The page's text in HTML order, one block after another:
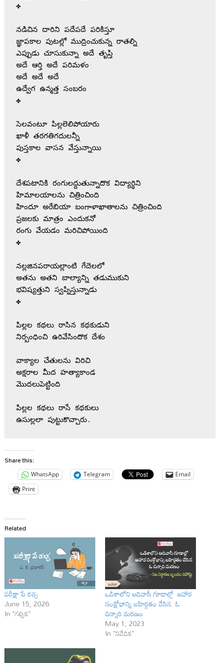
✤
నడిచిన దారిని పదేపదే పరికిస్తూ
జ్ఞాపకాల పుటల్లో ముద్రించుకున్న రాతల్ని
ఎప్పుడు చూసుకున్నా అదే తృప్తి
అదే ఆర్తి అదే పరిమళం
అదే అదే అదే
ఉద్వేగ ఉన్మత్త సంబరం
✤
సెలవంటూ పిల్లలెలిపోయారు
ఖాళీ తరగతిగదులన్నీ
పుస్తకాల వాసన వేస్తున్నాయి
✤
దేశపటానికి రంగులద్దుతున్నాదొక విద్యార్థిని
హిమాలయాలను చిత్రించింది
హిందూ అరేబియా బంగాళాఖాతాలను చిత్రించింది
ప్రజలకు మాత్రం ఎందుకనో
రంగు వేయడం మరిచిపోయింది
✤
నల్లజినపరాయల్లాంటి గేదెలలో
అతను అతని బాల్యాన్ని తడుముకుని
భవిష్యత్తుని స్వప్నిస్తున్నాడు
✤
పిల్లల కథలు రాసిన కథకుడుని
నిర్బంధించి ఉరివేసిందొక దేశం
వాక్యాల చేతులను విరిచి
అక్షరాల మీద హత్యాకాండ
మొదలుపెట్టింది
పిల్లల కథలు రాసే కథకులు
Share this:
WhatsApp Telegram
Email
Print
Related
పరీక్షా పే రచ్చ
June 15, 2026
In "గల్పిక"
ఒడిశాలోని ఆదివాసీ గూడాల్లో ఆహార
సంక్షోభాన్ని బహిర్గతం చేసిన ఓ
చిన్నారి మరణం
May 1, 2023
In "నివేదిక"